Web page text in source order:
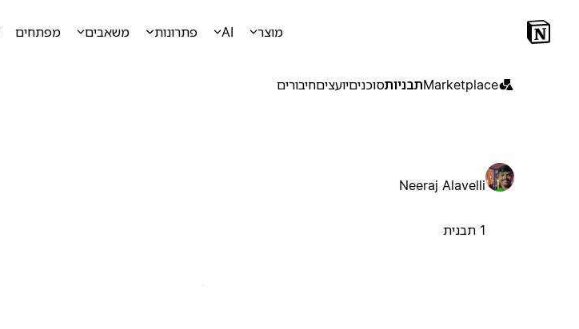
מוצר AI פתרונות משאבים מפתחים
Marketplaceתבניותסוכניםיועציםחיבורים
Neeraj Alavelli
1 תבנית